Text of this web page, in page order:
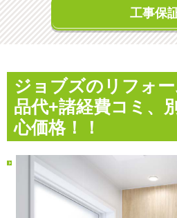
工事保
ジョブズのリフォ
品代+諸経費コミ、
心価格！！